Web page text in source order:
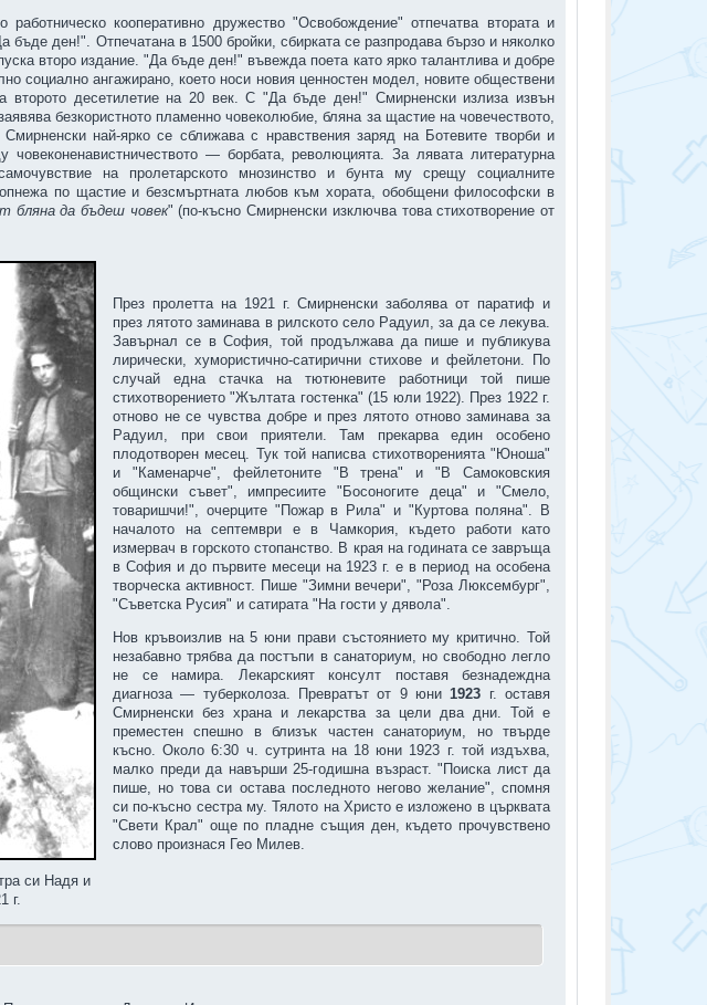
работническо кооперативно дружество "Освобождение" отпечатва втората и
ден!". Отпечатана в 1500 бройки, сбирката се разпродава бързо и няколко
второ издание. "Да бъде ден!" въвежда поета като ярко талантлива и добре
социално ангажирано, което носи новия ценностен модел, новите обществени
второто десетилетие на 20 век. С "Да бъде ден!" Смирненски излиза извън
безкористното пламенно човеколюбие, бляна за щастие на човечеството,
най-ярко се сближава с нравствения заряд на Ботевите творби и
човеконенавистничеството — борбата, революцията. За лявата литературна
на пролетарското мнозинство и бунта му срещу социалните
по щастие и безсмъртната любов към хората, обобщени философски в
бляна да бъдеш човек" (по-късно Смирненски изключва това стихотворение от
си Надя и
г.
През пролетта на 1921 г. Смирненски заболява от паратиф и
през лятото заминава в рилското село Радуил, за да се лекува.
Завърнал се в София, той продължава да пише и публикува
лирически, хумористично-сатирични стихове и фейлетони. По
случай една стачка на тютюневите работници той пише
стихотворението "Жълтата гостенка" (15 юли 1922). През 1922 г.
отново не се чувства добре и през лятото отново заминава за
Радуил, при свои приятели. Там прекарва един особено
плодотворен месец. Тук той написва стихотворенията "Юноша"
и "Каменарче", фейлетоните "В трена" и "В Самоковския
общински съвет", импресиите "Босоногите деца" и "Смело,
товаришчи!", очерците "Пожар в Рила" и "Куртова поляна". В
началото на септември е в Чамкория, където работи като
измервач в горското стопанство. В края на годината се завръща
в София и до първите месеци на 1923 г. е в период на особена
творческа активност. Пише "Зимни вечери", "Роза Люксембург",
"Съветска Русия" и сатирата "На гости у дявола".
Нов кръвоизлив на 5 юни прави състоянието му критично. Той
незабавно трябва да постъпи в санаториум, но свободно легло
не се намира. Лекарският консулт поставя безнадеждна
диагноза — туберколоза. Превратът от 9 юни1923 г. оставя
Смирненски без храна и лекарства за цели два дни. Той е
преместен спешно в близък частен санаториум, но твърде
късно. Около 6:30 ч. сутринта на 18 юни 1923 г. той издъхва,
малко преди да навърши 25-годишна възраст. "Поиска лист да
пише, но това си остава последното негово желание", спомня
си по-късно сестра му. Тялото на Христо е изложено в църквата
"Свети Крал" още по пладне същия ден, където прочувствено
слово произнася Гео Милев.